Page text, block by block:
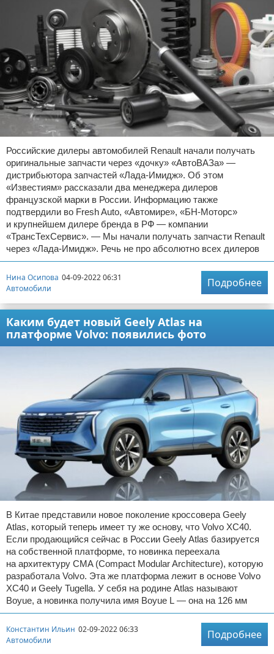
Российские дилеры автомобилей Renault начали получать
оригинальные запчасти через «дочку» «АвтоВАЗа» —
дистрибьютора запчастей «Лада-Имидж». Об этом
«Известиям» рассказали два менеджера дилеров
французской марки в России. Информацию также
подтвердили во Fresh Auto, «Автомире», «БН-Моторс»
и крупнейшем дилере бренда в РФ — компании
«ТрансТехСервис». — Мы начали получать запчасти Renault
через «Лада-Имидж». Речь не про абсолютно всех дилеров
Нина Осипова 04-09-2022 06:31
Автомобили
Подробнее
Каким будет новый Geely Atlas на
платформе Volvo: появились фото
В Китае представили новое поколение кроссовера Geely
Atlas, который теперь имеет ту же основу, что Volvo XC40.
Если продающийся сейчас в России Geely Atlas базируется
на собственной платформе, то новинка переехала
на архитектуру CMA (Compact Modular Architecture), которую
разработала Volvo. Эта же платформа лежит в основе Volvo
XC40 и Geely Tugella. У себя на родине Atlas называют
Boyue, а новинка получила имя Boyue L — она на 126 мм
Константин Ильин 02-09-2022 06:33
Автомобили
Подробнее